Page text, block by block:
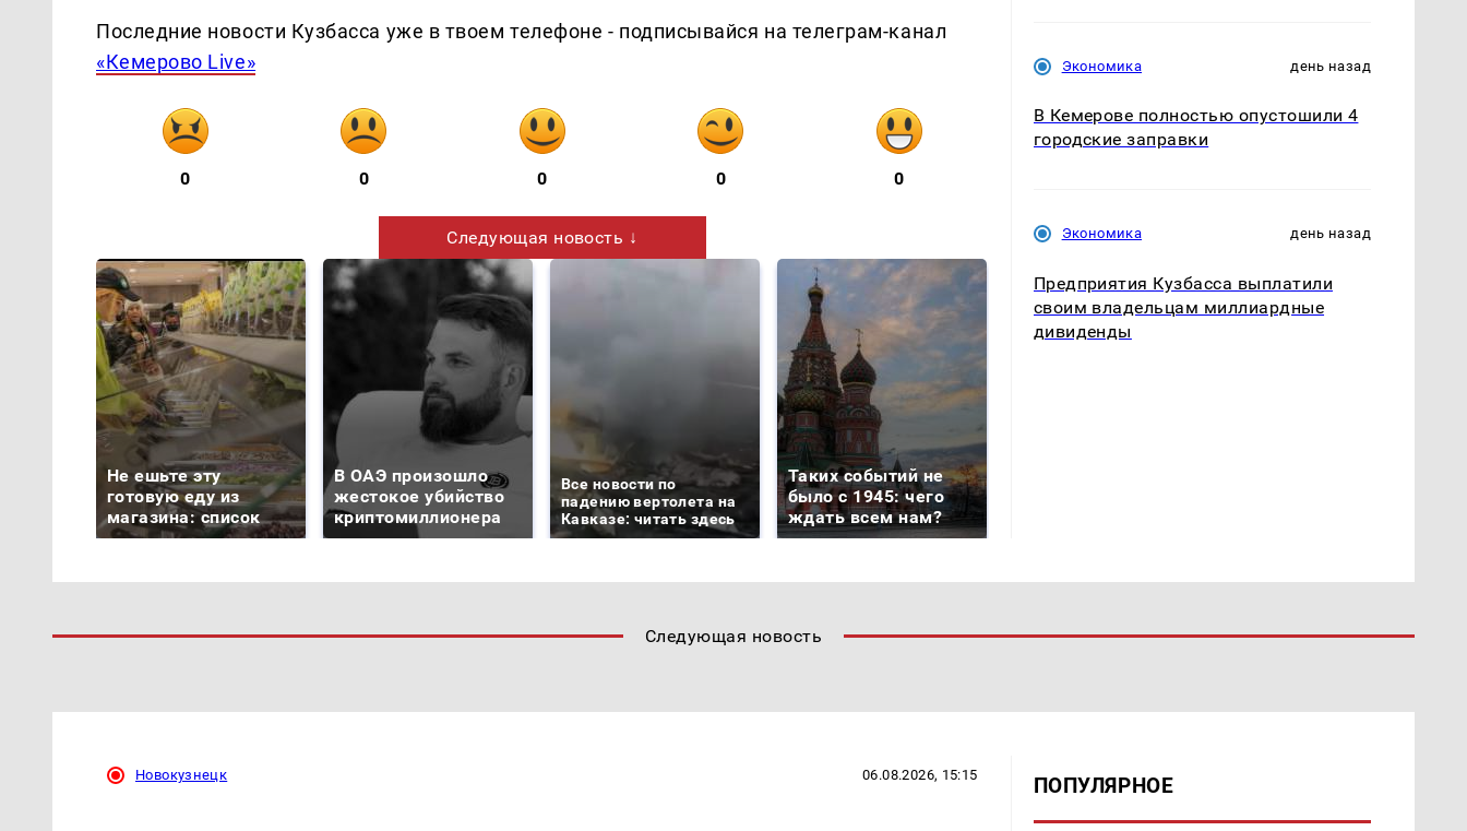
Последние новости Кузбасса уже в твоем телефоне - подписывайся на телеграм-канал
«Кемерово Live»
0 0 0 0 0
Следующая новость ↓
Не ешьте эту
готовую еду из
магазина: список
В ОАЭ произошло
жестокое убийство
криптомиллионера
Все новости по
падению вертолета на
Кавказе: читать здесь
Таких событий не
было с 1945: чего
ждать всем нам?
Экономика день назад
В Кемерове полностью опустошили 4
городские заправки
Экономика день назад
Предприятия Кузбасса выплатили
своим владельцам миллиардные
дивиденды
Следующая новость
Новокузнецк 06.08.2026, 15:15 ПОПУЛЯРНОЕ